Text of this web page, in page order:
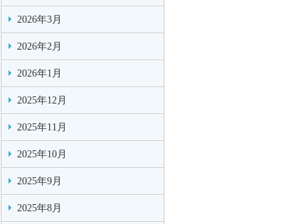
2026年3月
2026年2月
2026年1月
2025年12月
2025年11月
2025年10月
2025年9月
2025年8月